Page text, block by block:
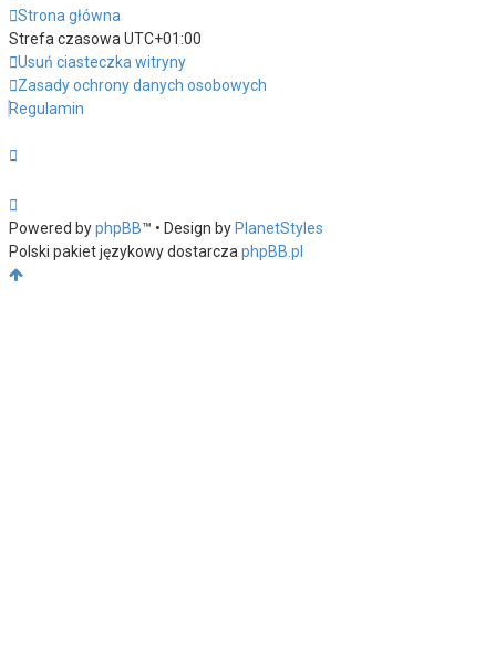
Strona główna
Strefa czasowaUTC+01:00
Usuń ciasteczka witryny
Zasady ochrony danych osobowych
Regulamin
Powered byphpBB™ • Design by PlanetStyles
Polski pakiet językowy dostarczaphpBB.pl